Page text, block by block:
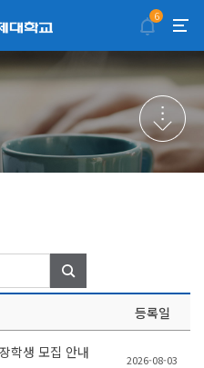
국제대학교 입학안내
산학협력단
교수학습지원센터
무선인터넷이용안내
증명발급사이트
6
등록일
학생 모집 안내
2026-08-03